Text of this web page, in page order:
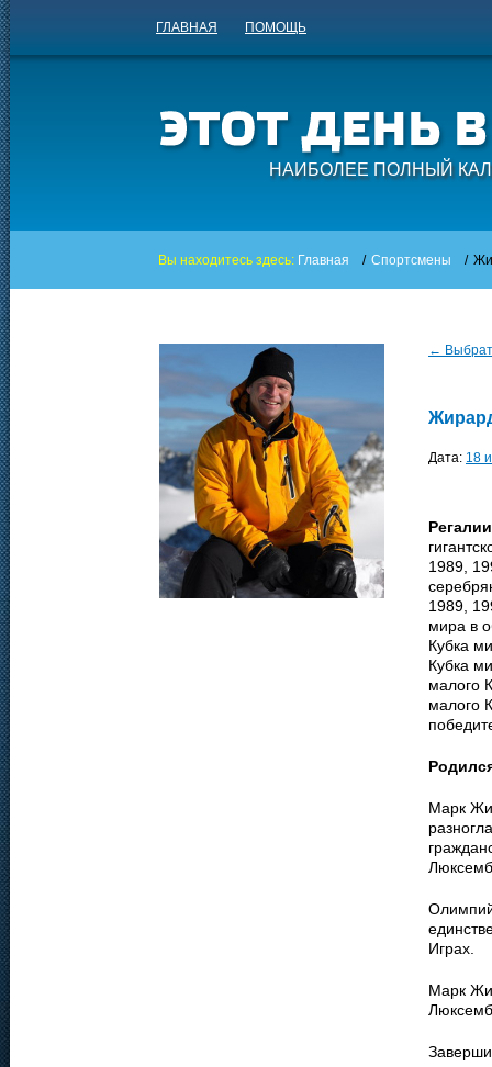
ГЛАВНАЯ ПОМОЩЬ
НАИБОЛЕЕ ПОЛНЫЙ
Вы находитесь здесь: Главная / Спортсмены /
←
Дата: 18
1989,
1989,
мира в
Кубка
Кубка
малого
малого
Марк
Играх.
Марк